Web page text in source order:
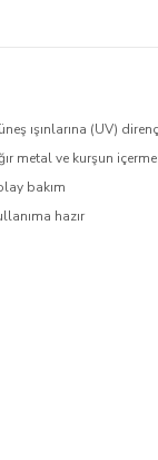
ışınlarına (UV)
metal ve kurşun
bakım
hazır